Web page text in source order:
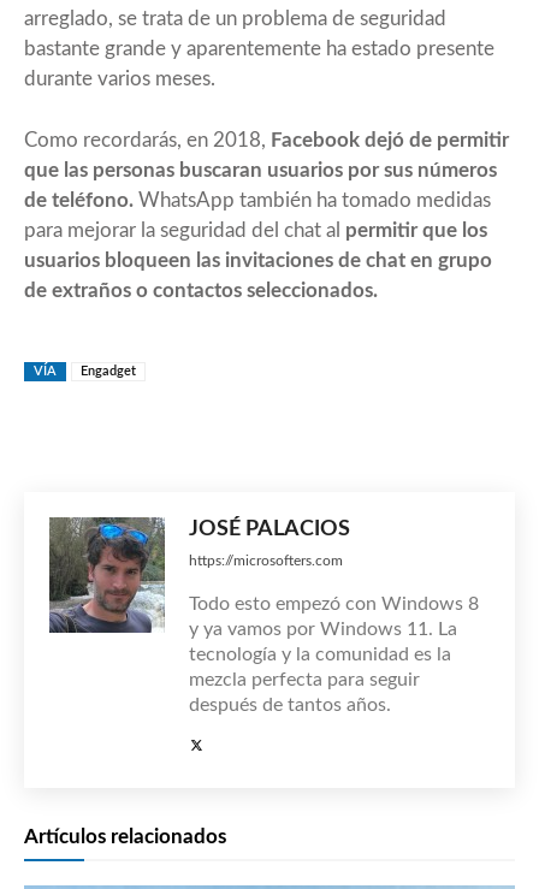
arreglado, se trata de un problema de seguridad
bastante grande y aparentemente ha estado presente
durante varios meses.
Como recordarás, en 2018, Facebook dejó de permitir
que las personas buscaran usuarios por sus números
de teléfono. WhatsApp también ha tomado medidas
para mejorar la seguridad del chat al permitir que los
usuarios bloqueen las invitaciones de chat en grupo
de extraños o contactos seleccionados.
VÍA Engadget
JOSÉ PALACIOS
https://microsofters.com
Todo esto empezó con Windows 8
y ya vamos por Windows 11. La
tecnología y la comunidad es la
mezcla perfecta para seguir
después de tantos años.
Artículos relacionados